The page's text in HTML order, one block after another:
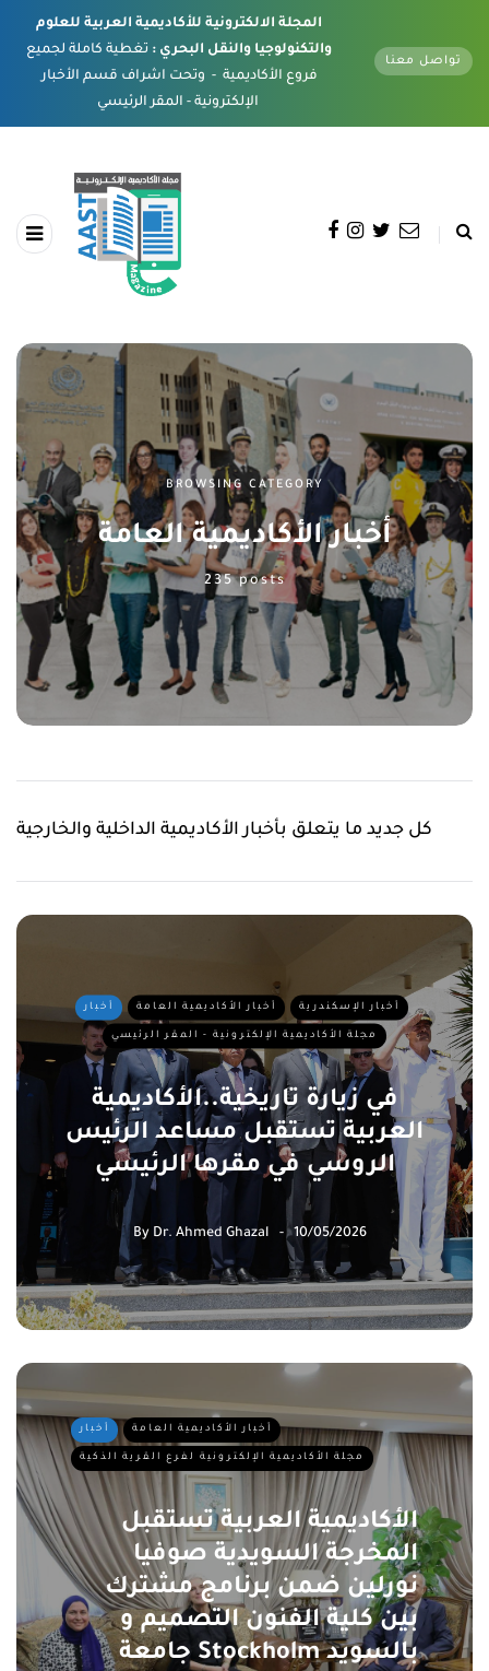
المجلة الالكترونية للأكاديمية العربية للعلوم
والتكنولوجيا والنقل البحري : تغطية كاملة لجميع
فروع الأكاديمية - وتحت اشراف قسم الأخبار
تواصل معنا
BROWSING CATEGORY
أخبار الأكاديمية العامة
235 posts
كل جديد ما يتعلق بأخبار الأكاديمية الداخلية والخارجية
أخبار أخبار الأكاديمية العامة أخبار الإسكندرية
مجلة الأكاديمية الإلكترونية - المقر الرئيسي
في زيارة تاريخية..الأكاديمية
العربية تستقبل مساعد الرئيس
الروسي في مقرها الرئيسي
By Dr. Ahmed Ghazal 10/05/2026
أخبار أخبار الأكاديمية العامة
مجلة الأكاديمية الإلكترونية لفرع القرية الذكية
الأكاديمية العربية تستقبل
المخرجة السويدية صوفيا
نورلين ضمن برنامج مشترك
بين كلية الفنون التصميم و
جامعة Stockholm بالسويد